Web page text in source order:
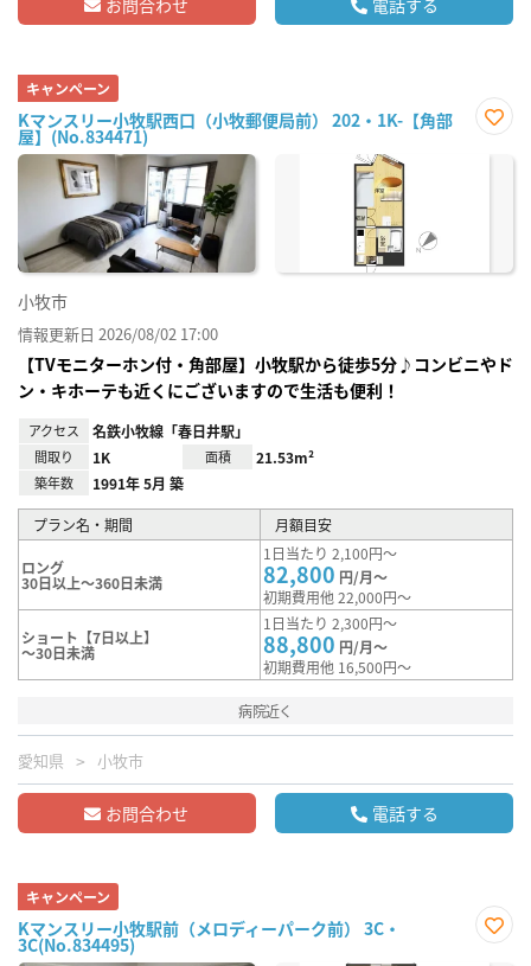
キャンペーン
Kマンスリー小牧駅西口（小牧郵便局前） 202・1K-【角部
屋】(No.834471)
に入
小牧市
情報更新日 2026/08/02 17:00
【TVモニターホン付・角部屋】小牧駅から徒歩5分♪コンビニやド
ン・キホーテも近くにございますので生活も便利！
アクセス 名鉄小牧線「春日井駅」
間取り 1K 面積 21.53m²
築年数 1991年 5月 築
プラン名・期間 月額目安
ロング
30日以上～360日未満
1日当たり 2,100円～
82,800 円/月～
初期費用他 22,000円～
ショート【7日以上】
～30日未満
1日当たり 2,300円～
88,800 円/月～
初期費用他 16,500円～
病院近く
愛知県 小牧市
お問合わせ 電話する
キャンペーン
Kマンスリー小牧駅前（メロディーパーク前） 3C・
3C(No.834495)